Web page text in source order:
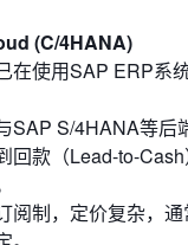
(C/4HANA)
在使用SAP ERP系
SAP S/4HANA等后
回款（Lead-to-
阅制，定价复杂，